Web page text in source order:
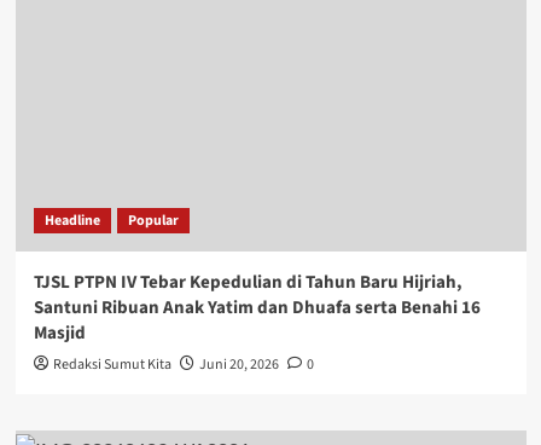
Headline Popular
TJSL PTPN IV Tebar Kepedulian di Tahun Baru Hijriah,
Santuni Ribuan Anak Yatim dan Dhuafa serta Benahi 16
Masjid
Redaksi Sumut Kita Juni 20, 2026 0